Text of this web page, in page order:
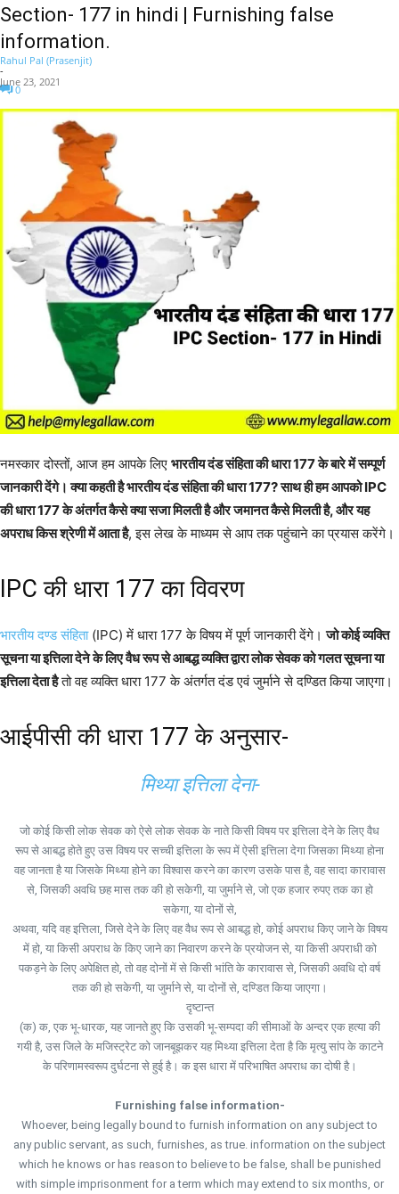
Section- 177 in hindi | Furnishing false
information.
Rahul Pal (Prasenjit)
-
June 23, 2021
0
नमस्कार दोस्तों, आज हम आपके लिए भारतीय दंड संहिता की धारा 177 के बारे में सम्पूर्ण
जानकारी देंगे। क्या कहती है भारतीय दंड संहिता की धारा 177? साथ ही हम आपको IPC
की धारा 177 के अंतर्गत कैसे क्या सजा मिलती है और जमानत कैसे मिलती है, और यह
अपराध किस श्रेणी में आता है, इस लेख के माध्यम से आप तक पहुंचाने का प्रयास करेंगे।
IPC की धारा 177 का विवरण
भारतीय दण्ड संहिता(IPC) में धारा 177 के विषय में पूर्ण जानकारी देंगे।जो कोई व्यक्ति
सूचना या इत्तिला देने के लिए वैध रूप से आबद्ध व्यक्ति द्वारा लोक सेवक को गलत सूचना या
इत्तिला देता हैतो वह व्यक्ति धारा 177 के अंतर्गत दंड एवं जुर्माने से दण्डित किया जाएगा।
आईपीसी की धारा 177 के अनुसार-
मिथ्या इत्तिला देना-
जो कोई किसी लोक सेवक को ऐसे लोक सेवक के नाते किसी विषय पर इत्तिला देने के लिए वैध
रूप से आबद्ध होते हुए उस विषय पर सच्ची इत्तिला के रूप में ऐसी इत्तिला देगा जिसका मिथ्या होना
वह जानता है या जिसके मिथ्या होने का विश्वास करने का कारण उसके पास है, वह सादा कारावास
से, जिसकी अवधि छह मास तक की हो सकेगी, या जुर्माने से, जो एक हजार रुपए तक का हो
सकेगा, या दोनों से,
अथवा, यदि वह इत्तिला, जिसे देने के लिए वह वैध रूप से आबद्ध हो, कोई अपराध किए जाने के विषय
में हो, या किसी अपराध के किए जाने का निवारण करने के प्रयोजन से, या किसी अपराधी को
पकड़ने के लिए अपेक्षित हो, तो वह दोनों में से किसी भांति के कारावास से, जिसकी अवधि दो वर्ष
तक की हो सकेगी, या जुर्माने से, या दोनों से, दण्डित किया जाएगा।
दृष्टान्त
(क) क, एक भू-धारक, यह जानते हुए कि उसकी भू-सम्पदा की सीमाओं के अन्दर एक हत्या की
गयी है, उस जिले के मजिस्ट्रेट को जानबूझकर यह मिथ्या इत्तिला देता है कि मृत्यु सांप के काटने
के परिणामस्वरूप दुर्घटना से हुई है। क इस धारा में परिभाषित अपराध का दोषी है।
Furnishing false information-
Whoever, being legally bound to furnish information on any subject to
any public servant, as such, furnishes, as true. information on the subject
which he knows or has reason to believe to be false, shall be punished
with simple imprisonment for a term which may extend to six months, or